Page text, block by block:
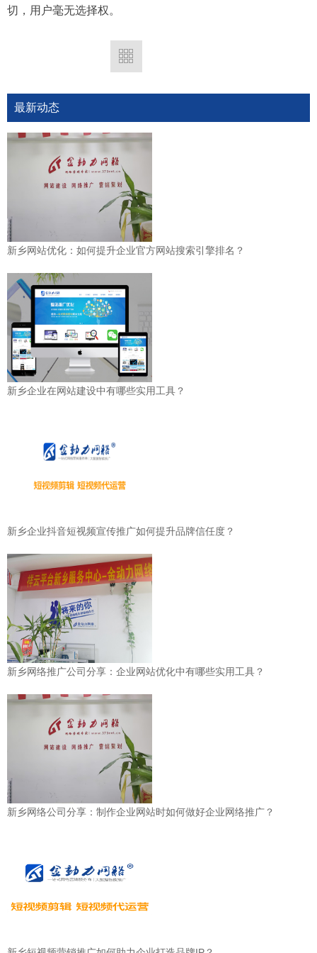
切，用户毫无选择权。
最新动态
新乡网站优化：如何提升企业官方网站搜索引擎排名？
新乡企业在网站建设中有哪些实用工具？
新乡企业抖音短视频宣传推广如何提升品牌信任度？
新乡网络推广公司分享：企业网站优化中有哪些实用工具？
新乡网络公司分享：制作企业网站时如何做好企业网络推广？